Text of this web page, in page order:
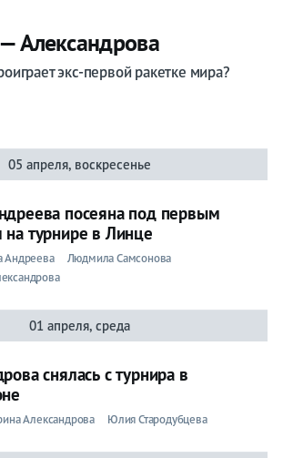
Александрова
экс-первой ракетке мира?
05 апреля, воскресенье
посеяна под первым
турнире в Линце
Андреева
Людмила Самсонова
01 апреля, среда
снялась с турнира в
Александрова Юлия Стародубцева